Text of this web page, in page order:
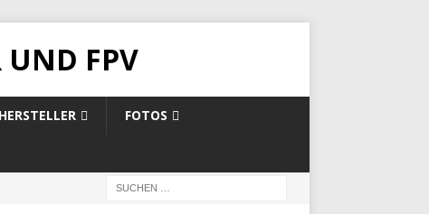
UND FPV
HERSTELLER FOTOS